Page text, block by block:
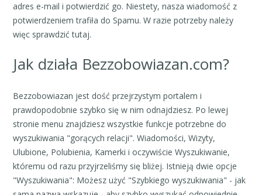
adres e-mail i potwierdzić go. Niestety, nasza wiadomość z
potwierdzeniem trafiła do Spamu. W razie potrzeby należy
więc sprawdzić tutaj.
Jak działa Bezzobowiazan.com?
Bezzobowiazan jest dość przejrzystym portalem i
prawdopodobnie szybko się w nim odnajdziesz. Po lewej
stronie menu znajdziesz wszystkie funkcje potrzebne do
wyszukiwania "gorących relacji". Wiadomości, Wizyty,
Ulubione, Polubienia, Kamerki i oczywiście Wyszukiwanie,
któremu od razu przyjrzeliśmy się bliżej. Istnieją dwie opcje
"Wyszukiwania": Możesz użyć "Szybkiego wyszukiwania" - jak